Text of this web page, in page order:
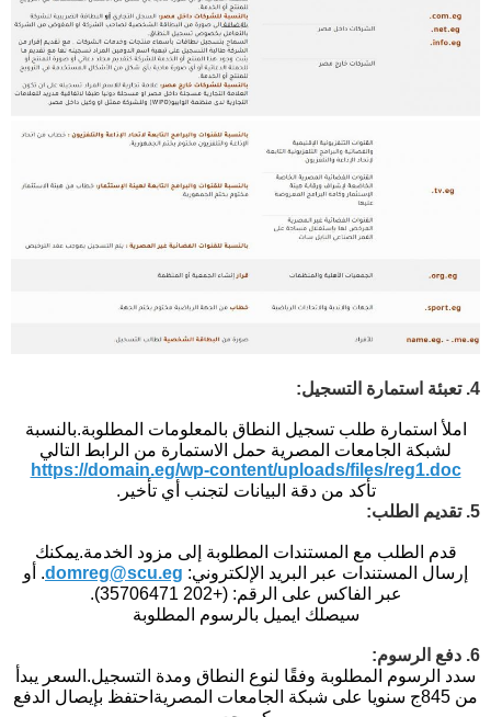
4. تعبئة استمارة التسجيل:
املأ استمارة طلب تسجيل النطاق بالمعلومات المطلوبة.بالنسبة
لشبكة الجامعات المصرية حمل الاستمارة من الرابط التالي
https://domain.eg/wp-content/uploads/files/reg1.doc
تأكد من دقة البيانات لتجنب أي تأخير.
5. تقديم الطلب:
قدم الطلب مع المستندات المطلوبة إلى مزود الخدمة.يمكنك
إرسال المستندات عبر البريد الإلكتروني: domreg@scu.eg
. أو
عبر الفاكس على الرقم: (+202 35706471).
سيصلك ايميل بالرسوم المطلوبة
6. دفع الرسوم:
سدد الرسوم المطلوبة وفقًا لنوع النطاق ومدة التسجيل. السعر يبدأ
من 845ج سنويا على شبكة الجامعات المصرية
احتفظ بإيصال الدفع